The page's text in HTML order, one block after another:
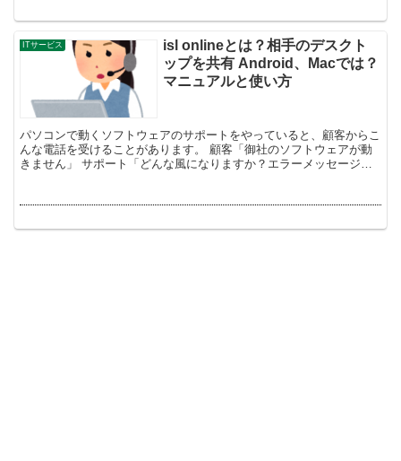
ITサービス
isl onlineとは？相手のデスクト
ップを共有 Android、Macでは？
マニュアルと使い方
パソコンで動くソフトウェアのサポートをやっていると、顧客からこ
んな電話を受けることがあります。 顧客「御社のソフトウェアが動
きません」 サポート「どんな風になりますか？エラーメッセージが